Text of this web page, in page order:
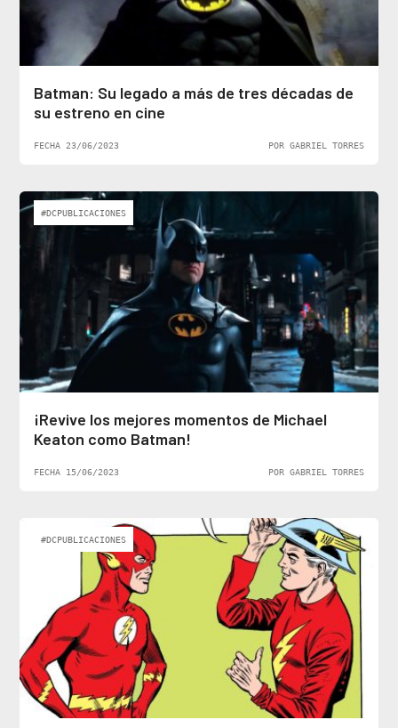
Batman: Su legado a más de tres décadas de
su estreno en cine
FECHA 23/06/2023 POR GABRIEL TORRES
#DCPUBLICACIONES
¡Revive los mejores momentos de Michael
Keaton como Batman!
FECHA 15/06/2023 POR GABRIEL TORRES
#DCPUBLICACIONES